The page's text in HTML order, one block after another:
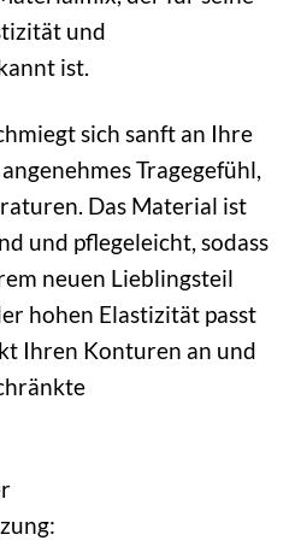
und
ist.
sich sanft an Ihre
Tragegefühl,
Das Material ist
und pflegeleicht, sodass
neuen Lieblingsteil
hohen Elastizität passt
Ihren Konturen an und